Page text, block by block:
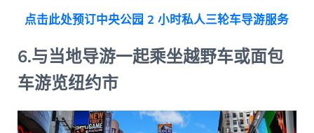
点击此处预订中央公园 2 小时私人三轮车导游服务
6.与当地导游一起乘坐越野车或面包
车游览纽约市